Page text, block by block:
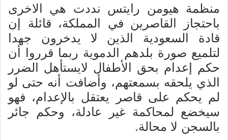
منظمة هيومن رايتس نددت هي الاخرى
باحتجاز القاصرين في المملكة، قائلة إن
قادة السعودية الذين لا يدخرون جهدا
لتلميع صورة بلدهم الدموية ربما قرروا أن
حكم إعدام بحق الأطفال لايستأهل الضرر
الذي يلحقه بسمعتهم، وأضافت أنه حتى لو
لم يحكم على قاصر يعتقل بالإعدام، فهو
سيخضع لمحاكمة غير عادلة، وحكم جائر
بالسجن لا محالة.